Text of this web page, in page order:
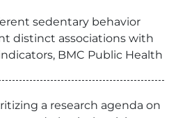
sedentary behavior
distinct associations with
BMC Public Health
a research agenda on